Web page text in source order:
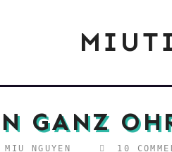
GANZ
MIU NGUYEN 10